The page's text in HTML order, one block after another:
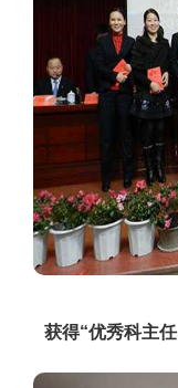
获得“优秀科主